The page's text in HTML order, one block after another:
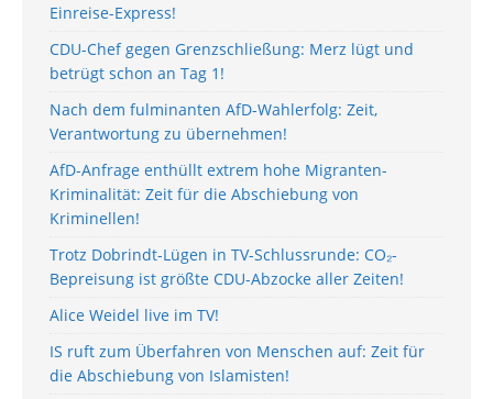
Einreise-Express!
CDU-Chef gegen Grenzschließung: Merz lügt und
betrügt schon an Tag 1!
Nach dem fulminanten AfD-Wahlerfolg: Zeit,
Verantwortung zu übernehmen!
AfD-Anfrage enthüllt extrem hohe Migranten-
Kriminalität: Zeit für die Abschiebung von
Kriminellen!
Trotz Dobrindt-Lügen in TV-Schlussrunde: CO₂-
Bepreisung ist größte CDU-Abzocke aller Zeiten!
Alice Weidel live im TV!
IS ruft zum Überfahren von Menschen auf: Zeit für
die Abschiebung von Islamisten!